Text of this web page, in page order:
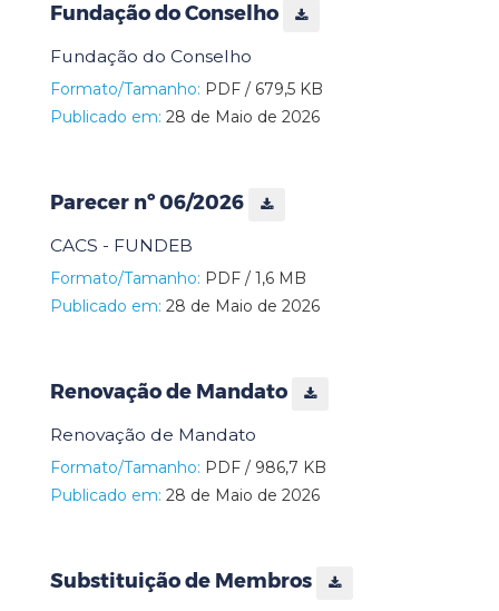
Fundação do Conselho
Fundação do Conselho
Formato/Tamanho: PDF / 679,5 KB
Publicado em: 28 de Maio de 2026
Parecer nº 06/2026
CACS - FUNDEB
Formato/Tamanho: PDF / 1,6 MB
Publicado em: 28 de Maio de 2026
Renovação de Mandato
Renovação de Mandato
Formato/Tamanho: PDF / 986,7 KB
Publicado em: 28 de Maio de 2026
Substituição de Membros